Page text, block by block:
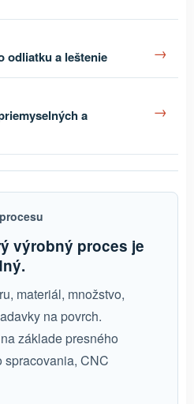
odliatku a leštenie →
a
→
výrobný proces je
materiál, množstvo,
na povrch.
základe presného
CNC